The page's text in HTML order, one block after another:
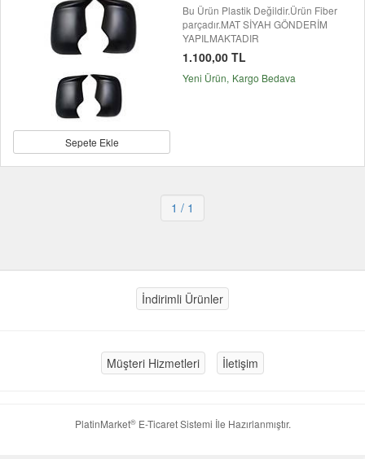
Sepete Ekle
Bu Ürün Plastik Değildir.Ürün Fiber
parçadır.MAT SİYAH GÖNDERİM
YAPILMAKTADIR
1.100,00 TL
Yeni Ürün Kargo Bedava
1 / 1
İndirimli Ürünler
Müşteri Hizmetleri İletişim
PlatinMarket®E-Ticaret Sistemi İle Hazırlanmıştır.